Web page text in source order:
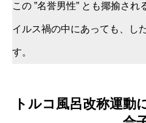
この ”名誉男性” とも揶揄さ
イルス禍の中にあっても、し
す。
トルコ風呂改称運動